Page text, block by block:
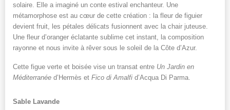
solaire. Elle a imaginé un conte estival enchanteur. Une
métamorphose est au cœur de cette création : la fleur de figuier
devient fruit, les pétales délicats fusionnent avec la chair juteuse.
Une fleur d’oranger éclatante sublime cet instant, la composition
rayonne et nous invite à rêver sous le soleil de la Côte d’Azur.
Cette figue verte et boisée vise un transat entre Un Jardin en
Méditerranée d’Hermès et Fico di Amalfi d’Acqua Di Parma.
Sable Lavande